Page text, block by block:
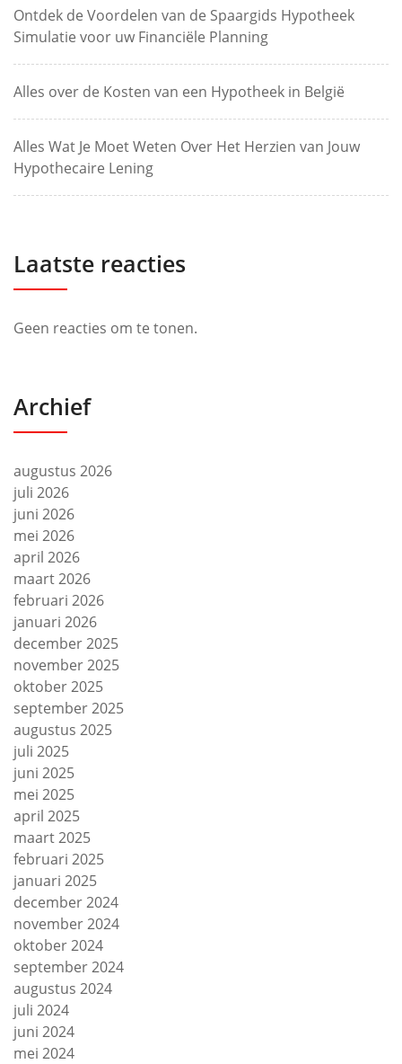
Ontdek de Voordelen van de Spaargids Hypotheek
Simulatie voor uw Financiële Planning
Alles over de Kosten van een Hypotheek in België
Alles Wat Je Moet Weten Over Het Herzien van Jouw
Hypothecaire Lening
Laatste reacties
Geen reacties om te tonen.
Archief
augustus 2026
juli 2026
juni 2026
mei 2026
april 2026
maart 2026
februari 2026
januari 2026
december 2025
november 2025
oktober 2025
september 2025
augustus 2025
juli 2025
juni 2025
mei 2025
april 2025
maart 2025
februari 2025
januari 2025
december 2024
november 2024
oktober 2024
september 2024
augustus 2024
juli 2024
juni 2024
mei 2024